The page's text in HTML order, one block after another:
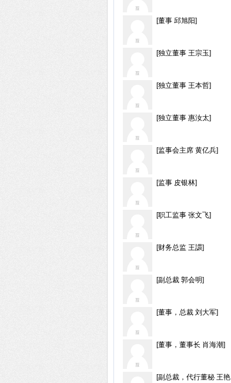
[董事 邱旭阳]
[独立董事 王宗玉]
[独立董事 王本哲]
[独立董事 惠汝太]
[监事会主席 黄亿兵]
[监事 皮银林]
[职工监事 张文飞]
[财务总监 王譞]
[副总裁 郭会明]
[董事，总裁 刘大军]
[董事，董事长 肖海潮]
[副总裁，代行董秘 王艳